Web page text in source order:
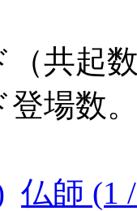
（共起
登場数
仏師 (1